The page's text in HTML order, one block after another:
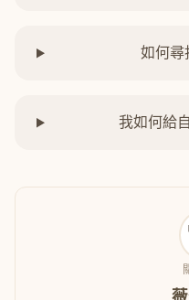
如何尋
我如何給